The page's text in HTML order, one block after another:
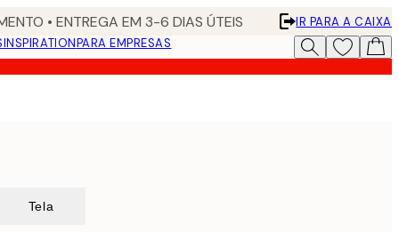
• ENTREGA EM 3-6 DIAS ÚTEIS
IR PARA A CAIXA
INSPIRATIONPARA EMPRESAS
Tela